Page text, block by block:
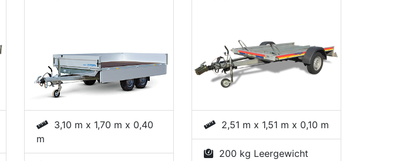
3,10 m x 1,70 m x 0,40
m
2,51 m x 1,51 m x 0,10 m
200 kg Leergewicht